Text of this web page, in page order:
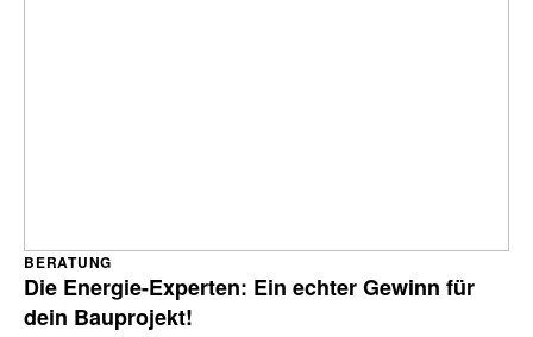
Die Energie-Experten: Ein echter Gewinn für
dein Bauprojekt!
BERATUNG